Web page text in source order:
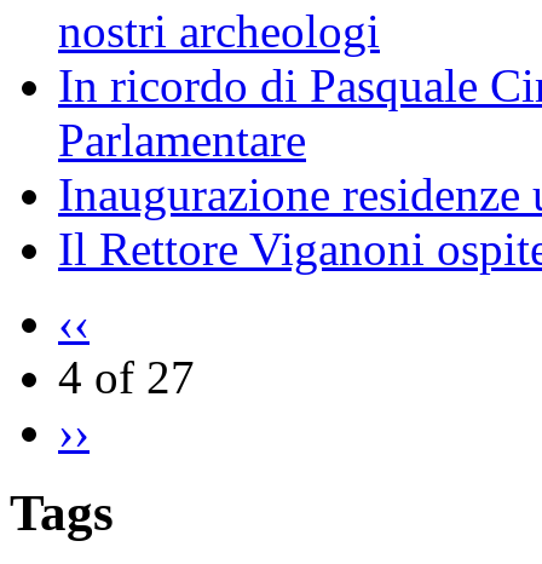
nostri archeologi
In ricordo di Pasquale
Parlamentare
Inaugurazione
Il Rettore Viganoni
‹‹
4 of 27
››
Tags